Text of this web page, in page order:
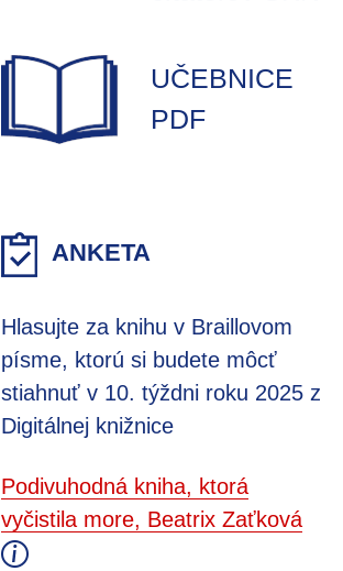
UČEBNICE
PDF
ANKETA
Hlasujte za knihu v Braillovom
písme, ktorú si budete môcť
stiahnuť v 10. týždni roku 2025 z
Digitálnej knižnice
Podivuhodná kniha, ktorá
vyčistila more, Beatrix Zaťková